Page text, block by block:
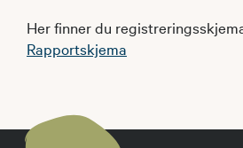
Her finner du
Rapportskjema